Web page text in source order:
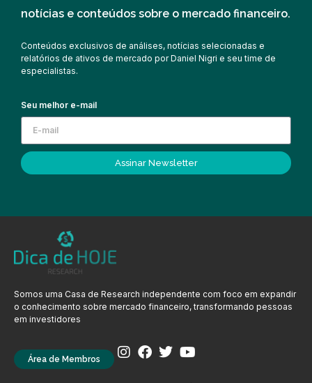
notícias e conteúdos sobre o mercado financeiro.
Conteúdos exclusivos de análises, notícias selecionadas e
relatórios de ativos de mercado por Daniel Nigri e seu time de
especialistas.
Seu melhor e-mail
Assinar Newsletter
Somos uma Casa de Research independente com foco em expandir
o conhecimento sobre mercado financeiro, transformando pessoas
em investidores
Área de Membros